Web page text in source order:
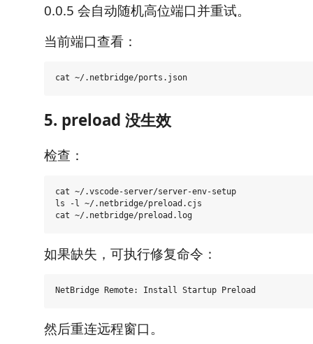
0.0.5 会自动随机高位端口并重试。
当前端口查看：
5. preload 没生效
检查：
cat ~/.vscode-server/server-env-setup
ls -l ~/.netbridge/preload.cjs
如果缺失，可执行修复命令：
然后重连远程窗口。